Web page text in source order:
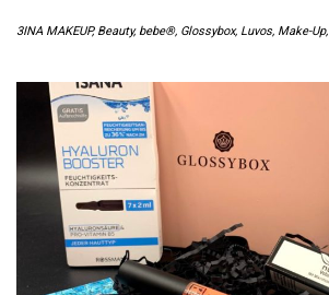
3INA MAKEUP, Beauty, bebe®, Glossybox, Luvos, Make-Up,